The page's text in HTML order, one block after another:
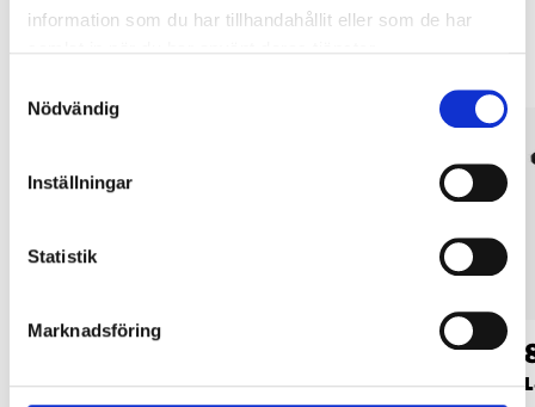
information som du har tillhandahållit eller som de har
Nödvändig
Inställningar
Statistik
Marknadsföring
Andra kunder köpte också
Fruktplockare, träd Lakritsbåtar, 120 g